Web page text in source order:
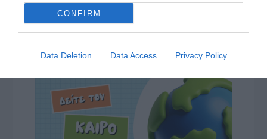
CONFIRM
Data Deletion Data Access Privacy Policy